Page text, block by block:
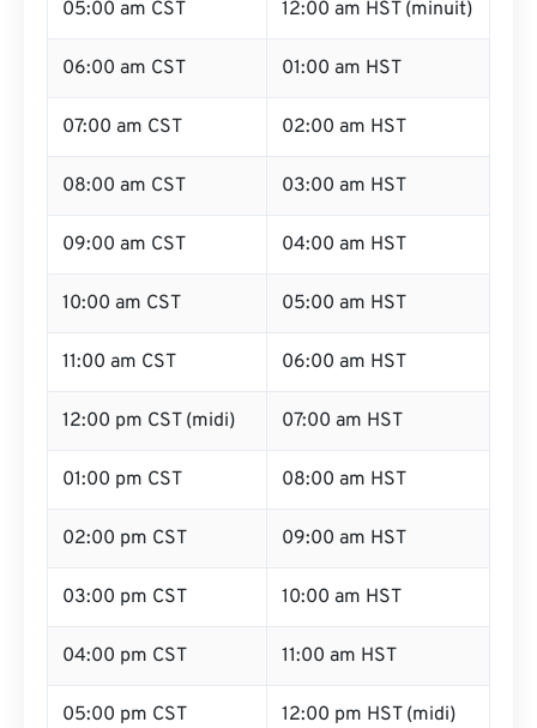
05:00 am CST 12:00 am HST (minuit)
06:00 am CST 01:00 am HST
07:00 am CST 02:00 am HST
08:00 am CST 03:00 am HST
09:00 am CST 04:00 am HST
10:00 am CST 05:00 am HST
11:00 am CST 06:00 am HST
12:00 pm CST (midi) 07:00 am HST
01:00 pm CST 08:00 am HST
02:00 pm CST 09:00 am HST
03:00 pm CST 10:00 am HST
04:00 pm CST 11:00 am HST
05:00 pm CST 12:00 pm HST (midi)